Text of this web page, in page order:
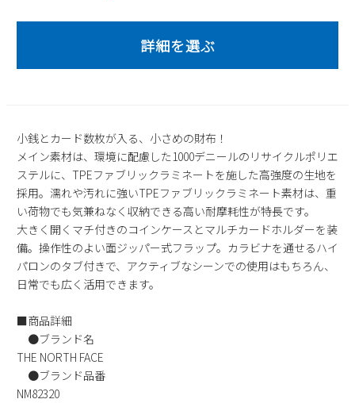
12
16
17 18 19 20 21
22
2026 年9月
日 月 火 水 木 金
土
1
2 3 4
5
6
7 8 9 10 11
12
13
14 15 17 18
19
20
21 22 23 24 25
26
27
28 29
新規会員登録
小銭とカード数枚が入る、小さめの財布！
メイン素材は、環境に配慮した1000デニールのリサイクルポリエ
ステルに、TPEファブリックラミネートを施した高強度の生地を
採用。濡れや汚れに強いTPEファブリックラミネート素材は、重
い荷物でも気兼ねなく収納できる高い耐摩耗性が特長です。
大きく開くマチ付きのコインケースとマルチカードホルダーを装
備。操作性のよい面ジッパー式フラップ。カラビナを通せるハイ
パロンのタブ付きで、アクティブなシーンでの使用はもちろん、
日常でも広く活用できます。
■商品詳細
●ブランド名
THE NORTH FACE
●ブランド品番
NM82320